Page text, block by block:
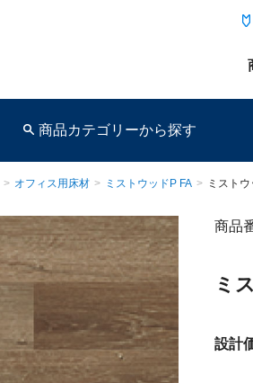
商品カテゴリーから探す
商品ページにある「お気
> オフィス用床材 > ミストウッドP FA > ミスト
商品
ミ
設計